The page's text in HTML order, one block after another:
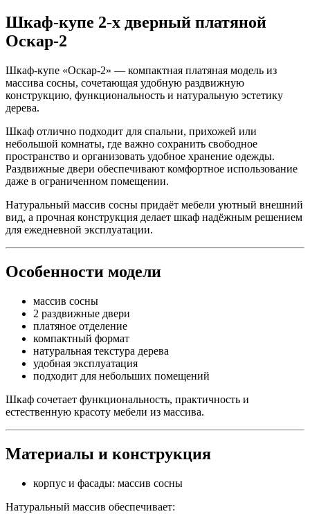
Шкаф-купе 2-х дверный платяной
Оскар-2
Шкаф-купе «Оскар-2» — компактная платяная модель из
массива сосны, сочетающая удобную раздвижную
конструкцию, функциональность и натуральную эстетику
дерева.
Шкаф отлично подходит для спальни, прихожей или
небольшой комнаты, где важно сохранить свободное
пространство и организовать удобное хранение одежды.
Раздвижные двери обеспечивают комфортное использование
даже в ограниченном помещении.
Натуральный массив сосны придаёт мебели уютный внешний
вид, а прочная конструкция делает шкаф надёжным решением
для ежедневной эксплуатации.
Особенности модели
массив сосны
2 раздвижные двери
платяное отделение
компактный формат
натуральная текстура дерева
удобная эксплуатация
подходит для небольших помещений
Шкаф сочетает функциональность, практичность и
естественную красоту мебели из массива.
Материалы и конструкция
корпус и фасады: массив сосны
Натуральный массив обеспечивает: